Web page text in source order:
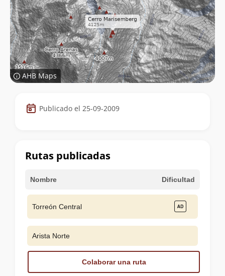
AHB Maps
Datos
de
cumbre
Publicado el 25-09-2009
Rutas publicadas
Nombre Dificultad
Torreón Central
Arista Norte
Colaborar una ruta